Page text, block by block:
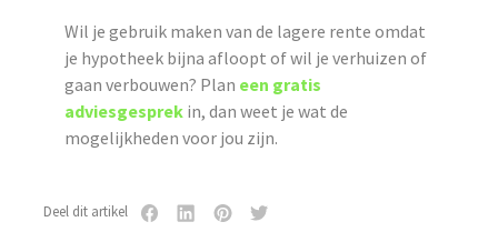
Wil je gebruik maken van de lagere rente omdat
je hypotheek bijna afloopt of wil je verhuizen of
gaan verbouwen? Plan een gratis
adviesgesprekin, dan weet je wat de
mogelijkheden voor jou zijn.
Deel dit artikel